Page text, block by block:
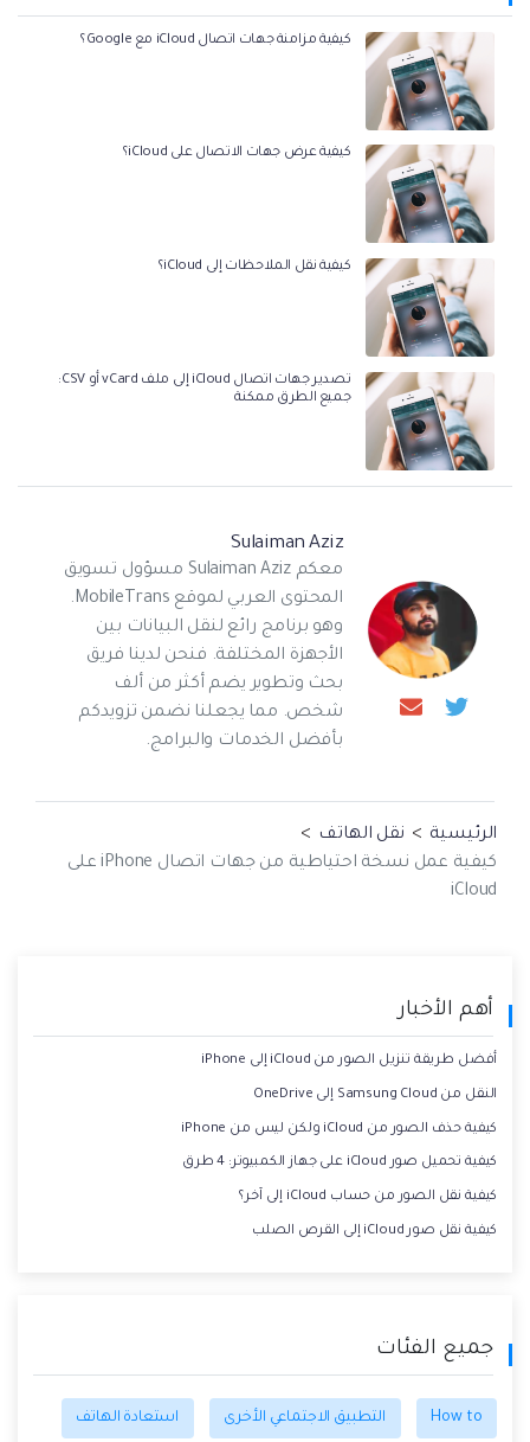
كيفية مزامنة جهات اتصال iCloud مع Google؟
كيفية عرض جهات الاتصال على iCloud؟
كيفية نقل الملاحظات إلى iCloud؟
تصدير جهات اتصال iCloud إلى ملف vCard أو CSV:
جميع الطرق ممكنة
Sulaiman Aziz
معكم Sulaiman Aziz مسؤول تسويق
المحتوى العربي لموقع MobileTrans.
وهو برنامج رائع لنقل البيانات بين
الأجهزة المختلفة. فنحن لدينا فريق
بحث وتطوير يضم أكثر من ألف
شخص. مما يجعلنا نضمن تزويدكم
بأفضل الخدمات والبرامج.
الرئيسية > نقل الهاتف >
كيفية عمل نسخة احتياطية من جهات اتصال iPhone على
iCloud
أهم الأخبار
أفضل طريقة تنزيل الصور من iCloud إلى iPhone
النقل من Samsung Cloud إلى OneDrive
كيفية حذف الصور من iCloud ولكن ليس من iPhone
كيفية تحميل صور iCloud على جهاز الكمبيوتر: 4 طرق
كيفية نقل الصور من حساب iCloud إلى آخر؟
كيفية نقل صور iCloud إلى القرص الصلب
جميع الفئات
How to التطبيق الاجتماعي الأخرى استعادة الهاتف